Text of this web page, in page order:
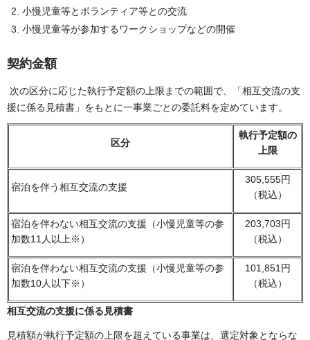
小慢児童等とボランティア等との交流
小慢児童等が参加するワークショップなどの開催
契約金額
次の区分に応じた執行予定額の上限までの範囲で、「相互交流の支
援に係る見積書」をもとに一事業ごとの委託料を定めています。
区分
執行予定額の
上限
宿泊を伴う相互交流の支援
305,555円
（税込）
宿泊を伴わない相互交流の支援（小慢児童等の参
加数11人以上※）
203,703円
（税込）
宿泊を伴わない相互交流の支援（小慢児童等の参
加数10人以下※）
101,851円
（税込）
相互交流の支援に係る見積書
見積額が執行予定額の上限を超えている事業は、選定対象とならな